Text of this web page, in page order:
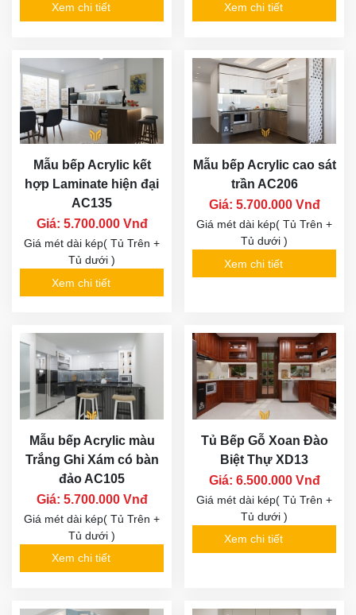
Xem chi tiết
Xem chi tiết
Mẫu bếp Acrylic kết
hợp Laminate hiện đại
AC135
Giá: 5.700.000 Vnđ
Giá mét dài kép( Tủ Trên +
Tủ dưới )
Xem chi tiết
Mẫu bếp Acrylic cao sát
trần AC206
Giá: 5.700.000 Vnđ
Giá mét dài kép( Tủ Trên +
Tủ dưới )
Xem chi tiết
Mẫu bếp Acrylic màu
Trắng Ghi Xám có bàn
đảo AC105
Giá: 5.700.000 Vnđ
Giá mét dài kép( Tủ Trên +
Tủ dưới )
Xem chi tiết
Tủ Bếp Gỗ Xoan Đào
Biệt Thự XD13
Giá: 6.500.000 Vnđ
Giá mét dài kép( Tủ Trên +
Tủ dưới )
Xem chi tiết